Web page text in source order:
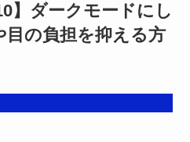
】ダークモードにし
目の負担を抑える方